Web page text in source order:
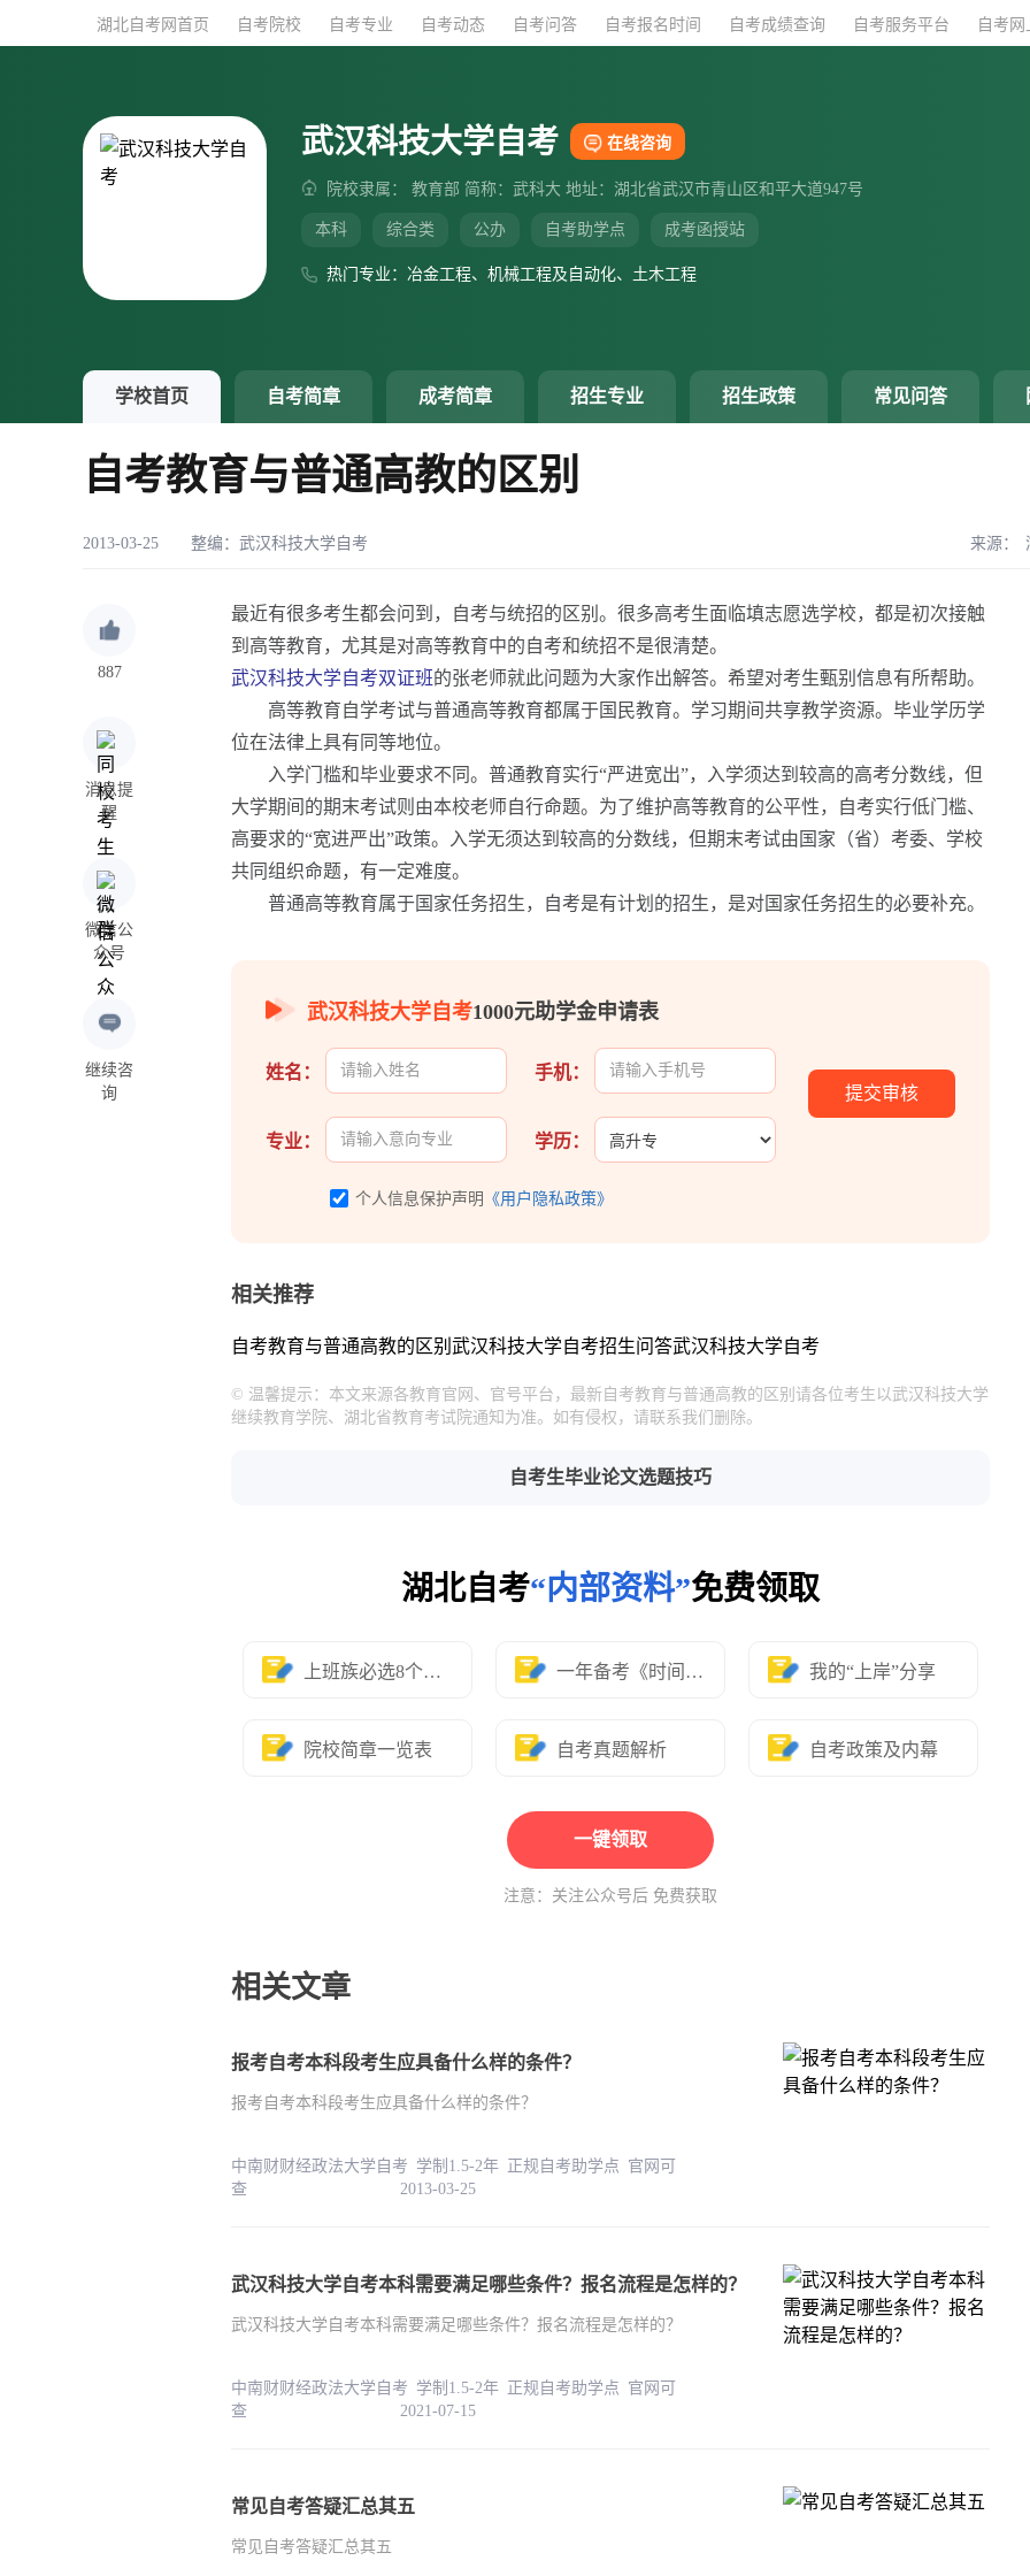
湖北自考网首页 自考院校 自考专业 自考动态 自考问答 自考报名时间 自考成绩查询 自考服务平台 自考
武汉科技大学自考 在线咨询
院校隶属： 教育部 简称：武科大 地址：湖北省武汉市青山区和平大道947号
本科 综合类 公办 自考助学点 成考函授站
热门专业：冶金工程、机械工程及自动化、土木工程
学校首页 自考简章 成考简章 招生专业 招生政策 常见问答
自考教育与普通高教的区别
2013-03-25 整编： 武汉科技大学自考 来源：
887
消息提
醒
微信公
众号
继续咨
询
最近有很多考生都会问到，自考与统招的区别。很多高考生面临填志愿选学校，都是初次接触
到高等教育，尤其是对高等教育中的自考和统招不是很清楚。
武汉科技大学自考双证班的张老师就此问题为大家作出解答。希望对考生甄别信息有所帮助。
高等教育自学考试与普通高等教育都属于国民教育。学习期间共享教学资源。毕业学历学
位在法律上具有同等地位。
入学门槛和毕业要求不同。普通教育实行“严进宽出”，入学须达到较高的高考分数线，但
大学期间的期末考试则由本校老师自行命题。为了维护高等教育的公平性，自考实行低门槛、
高要求的“宽进严出”政策。入学无须达到较高的分数线，但期末考试由国家（省）考委、学校
共同组织命题，有一定难度。
普通高等教育属于国家任务招生，自考是有计划的招生，是对国家任务招生的必要补充。
武汉科技大学自考1000元助学金申请表
姓名： 手机：
专业： 学历：
个人信息保护声明 《用户隐私政策》
相关推荐
自考教育与普通高教的区别 武汉科技大学自考招生问答武汉科技大学自考
© 温馨提示：本文来源各教育官网、官号平台，最新自考教育与普通高教的区别请各位考生以武汉科技大学
继续教育学院、湖北省教育考试院通知为准。如有侵权，请联系我们删除。
自考生毕业论文选题技巧
湖北自考“内部资料”免费领取
上班族必选8个专业 一年备考《时间表》 我的“上岸”分享
院校简章一览表 自考真题解析 自考政策及内幕
一键领取
注意：关注公众号后 免费获取
相关文章
报考自考本科段考生应具备什么样的条件？
报考自考本科段考生应具备什么样的条件？
中南财财经政法大学自考 学制1.5-2年 正规自考助学点 官网可
查 2013-03-25
武汉科技大学自考本科需要满足哪些条件？报名流程是怎样的？
武汉科技大学自考本科需要满足哪些条件？报名流程是怎样的？
中南财财经政法大学自考 学制1.5-2年 正规自考助学点 官网可
查 2021-07-15
常见自考答疑汇总其五
常见自考答疑汇总其五
湖北自考网首页 自考院校 自考专业 自考动态 自考问答 自考报名时间 自考成绩查询 自考服务平台 自考